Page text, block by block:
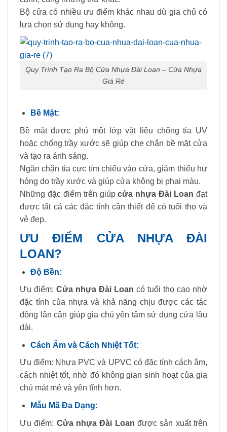
Bộ cửa có nhiều ưu điểm khác nhau dù gia chủ có
lựa chọn sử dụng hay không.
Quy Trình Tạo Ra Bộ Cửa Nhựa Đài Loan – Cửa Nhựa
Giá Rẻ
Bề Mặt:
Bề mặt được phủ một lớp vật liệu chống tia UV
hoặc chống trầy xước sẽ giúp che chắn bề mặt cửa
và tạo ra ánh sáng.
Ngăn chặn tia cực tím chiếu vào cửa, giảm thiểu hư
hỏng do trầy xước và giúp cửa không bị phai màu.
Những đặc điểm trên giúpcửa nhựa Đài Loan đạt
được tất cả các đặc tính cần thiết để có tuổi thọ và
vẻ đẹp.
ƯU ĐIỂM CỬA NHỰA ĐÀI
LOAN?
Độ Bền:
Ưu điểm: Cửa nhựa Đài Loan có tuổi thọ cao nhờ
đặc tính của nhựa và khả năng chịu được các tác
động lân cận giúp gia chủ yên tâm sử dụng cửa lâu
dài.
Cách Âm và Cách Nhiệt Tốt:
Ưu điểm: Nhựa PVC và UPVC có đặc tính cách âm,
cách nhiệt tốt, nhờ đó không gian sinh hoạt của gia
chủ mát mẻ và yên tĩnh hơn.
Mẫu Mã Đa Dạng:
Ưu điểm: Cửa nhựa Đài Loan được sản xuất trên